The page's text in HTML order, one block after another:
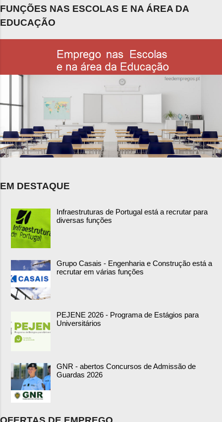
FUNÇÕES NAS ESCOLAS E NA ÁREA DA
EDUCAÇÃO
EM DESTAQUE
Infraestruturas de Portugal está a recrutar para
diversas funções
Grupo Casais - Engenharia e Construção está a
recrutar em várias funções
PEJENE 2026 - Programa de Estágios para
Universitários
GNR - abertos Concursos de Admissão de
Guardas 2026